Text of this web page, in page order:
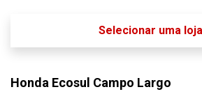
Selecionar uma loja
Honda Ecosul Campo Largo